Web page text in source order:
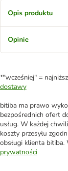
Opis produktu
Opinie
*"wcześniej" =
dostawy
bitiba ma prawo
bezpośrednich ofert
usług. W każdej
koszty przesyłu
obsługi klienta bitiba.
prywatności